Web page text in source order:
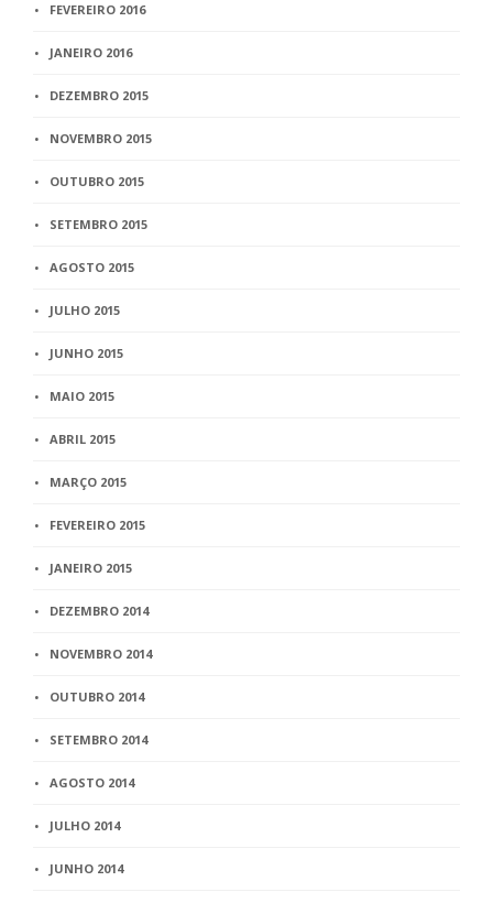
FEVEREIRO 2016
JANEIRO 2016
DEZEMBRO 2015
NOVEMBRO 2015
OUTUBRO 2015
SETEMBRO 2015
AGOSTO 2015
JULHO 2015
JUNHO 2015
MAIO 2015
ABRIL 2015
MARÇO 2015
FEVEREIRO 2015
JANEIRO 2015
DEZEMBRO 2014
NOVEMBRO 2014
OUTUBRO 2014
SETEMBRO 2014
AGOSTO 2014
JULHO 2014
JUNHO 2014